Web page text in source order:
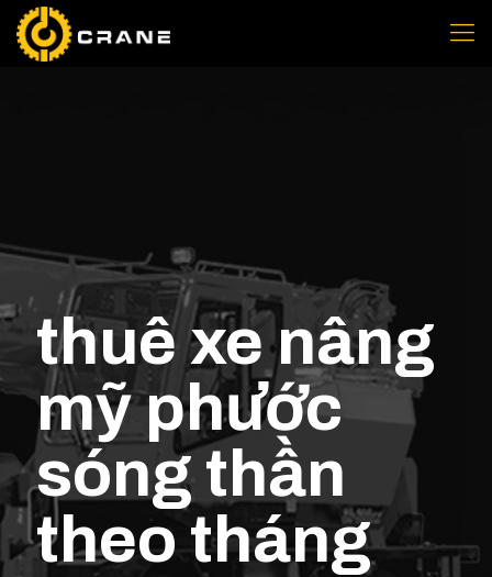
thuê xe nâng
mỹ phước
sóng thần
theo tháng